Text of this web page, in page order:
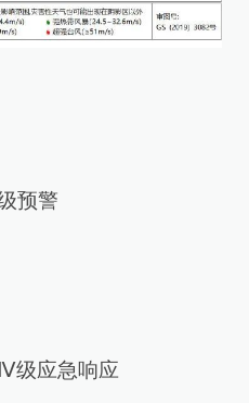
预警
级应急响应